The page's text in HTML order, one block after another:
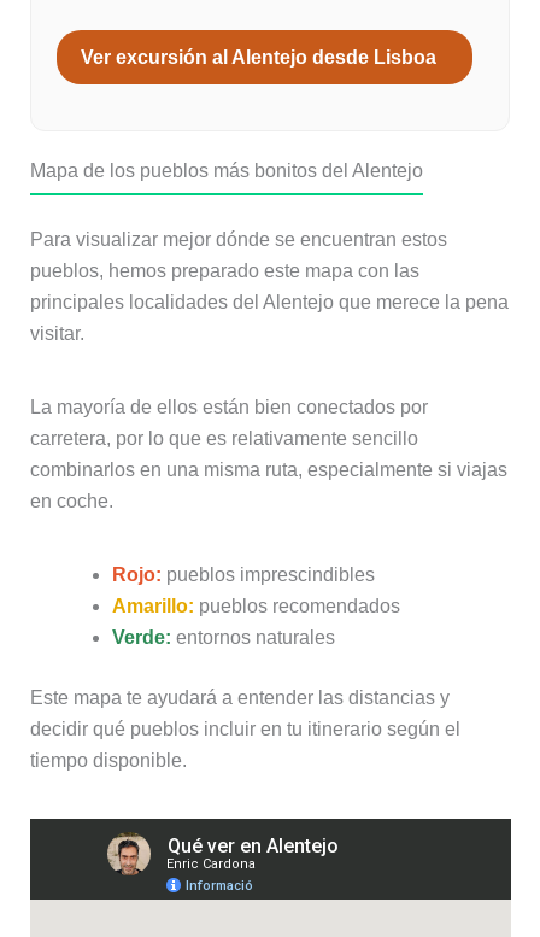
Ver excursión al Alentejo desde Lisboa
Mapa de los pueblos más bonitos del Alentejo
Para visualizar mejor dónde se encuentran estos
pueblos, hemos preparado este mapa con las
principales localidades del Alentejo que merece la pena
visitar.
La mayoría de ellos están bien conectados por
carretera, por lo que es relativamente sencillo
combinarlos en una misma ruta, especialmente si viajas
en coche.
Rojo: pueblos imprescindibles
Amarillo: pueblos recomendados
Verde: entornos naturales
Este mapa te ayudará a entender las distancias y
decidir qué pueblos incluir en tu itinerario según el
tiempo disponible.